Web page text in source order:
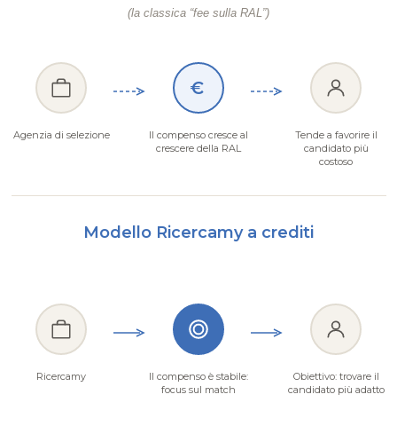
(la classica “fee sulla RAL”)
Agenzia di selezione
€
Il compenso cresce al
crescere della RAL
Tende a favorire il
candidato più
costoso
Modello Ricercamy a crediti
Ricercamy
Il compenso è stabile:
focus sul match
Obiettivo: trovare il
candidato più adatto